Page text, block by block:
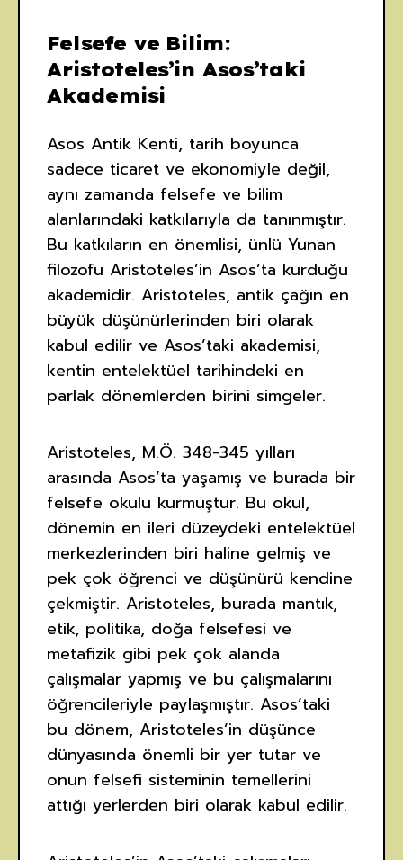
Felsefe ve Bilim:
Aristoteles’in Asos’taki
Akademisi
Asos Antik Kenti, tarih boyunca
sadece ticaret ve ekonomiyle değil,
aynı zamanda felsefe ve bilim
alanlarındaki katkılarıyla da tanınmıştır.
Bu katkıların en önemlisi, ünlü Yunan
filozofu Aristoteles’in Asos’ta kurduğu
akademidir. Aristoteles, antik çağın en
büyük düşünürlerinden biri olarak
kabul edilir ve Asos’taki akademisi,
kentin entelektüel tarihindeki en
parlak dönemlerden birini simgeler.
Aristoteles, M.Ö. 348-345 yılları
arasında Asos’ta yaşamış ve burada bir
felsefe okulu kurmuştur. Bu okul,
dönemin en ileri düzeydeki entelektüel
merkezlerinden biri haline gelmiş ve
pek çok öğrenci ve düşünürü kendine
çekmiştir. Aristoteles, burada mantık,
etik, politika, doğa felsefesi ve
metafizik gibi pek çok alanda
çalışmalar yapmış ve bu çalışmalarını
öğrencileriyle paylaşmıştır. Asos’taki
bu dönem, Aristoteles’in düşünce
dünyasında önemli bir yer tutar ve
onun felsefi sisteminin temellerini
attığı yerlerden biri olarak kabul edilir.